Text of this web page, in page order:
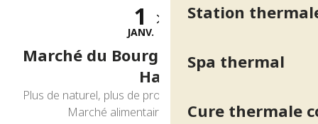
Station
Spa thermal
Cure thermale
1
JANV.
31
Marché du Bourg de Vaulnaveys le
Haut
Plus de naturel, plus de proximité, plus de convivialité...
Marché alimentaire du centre Bourg